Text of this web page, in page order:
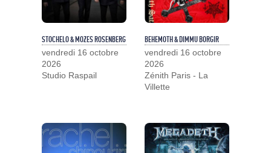
STOCHELO & MOZES ROSENBERG
vendredi 16 octobre
2026
Studio Raspail
BEHEMOTH & DIMMU BORGIR
vendredi 16 octobre
2026
Zénith Paris - La
Villette